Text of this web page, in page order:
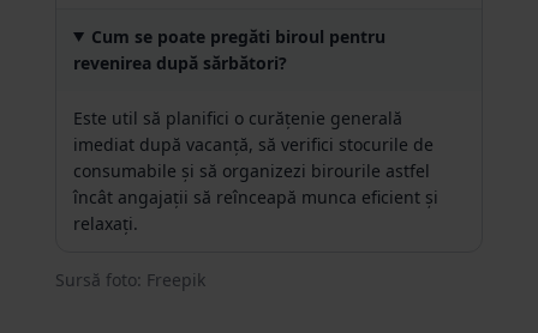
Cum se poate pregăti biroul pentru
revenirea după sărbători?
Este util să planifici o curățenie generală
imediat după vacanță, să verifici stocurile de
consumabile și să organizezi birourile astfel
încât angajații să reînceapă munca eficient și
relaxați.
Sursă foto: Freepik